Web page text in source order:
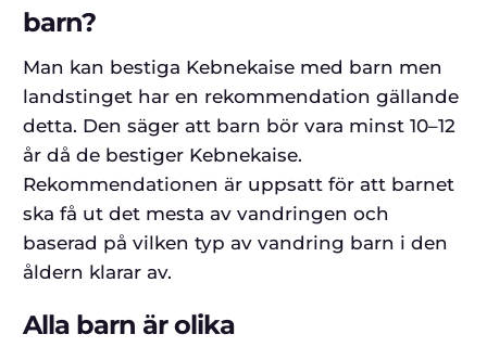
barn?
Man kan bestiga Kebnekaise med barn men
landstinget har en rekommendation gällande
detta. Den säger att barn bör vara minst 10–12
år då de bestiger Kebnekaise.
Rekommendationen är uppsatt för att barnet
ska få ut det mesta av vandringen och
baserad på vilken typ av vandring barn i den
åldern klarar av.
Alla barn är olika